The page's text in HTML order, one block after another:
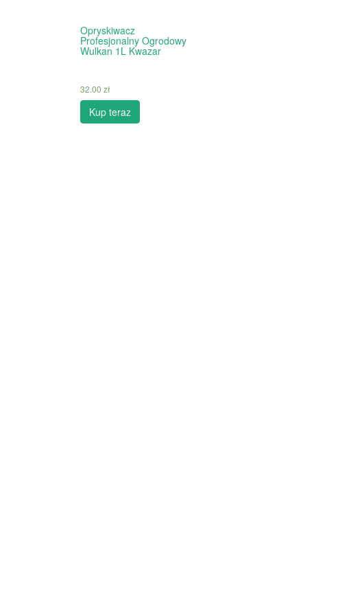
Opryskiwacz
Profesjonalny Ogrodowy
Wulkan 1L Kwazar
32.00 zł
Kup teraz